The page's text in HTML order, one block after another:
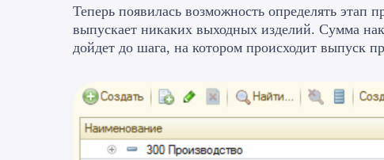
Теперь появилась возможность определять этап
выпускает никаких выходных изделий. Сумма
дойдет до шага, на котором происходит выпуск